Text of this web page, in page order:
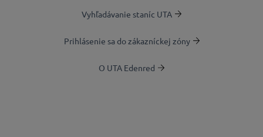
Vyhľadávanie staníc UTA
Prihlásenie sa do zákazníckej zóny
O UTA Edenred